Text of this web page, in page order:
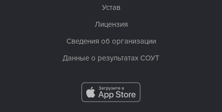
Устав
Лицензия
Сведения об организации
Данные о результатах СОУТ